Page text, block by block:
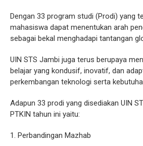
Dengan 33 program studi (Prodi) yang
mahasiswa dapat menentukan arah
sebagai bekal menghadapi tantangan
UIN STS Jambi juga terus berupaya
belajar yang kondusif, inovatif, dan
perkembangan teknologi serta
Adapun 33 prodi yang disediakan UIN
PTKIN tahun ini yaitu:
1. Perbandingan Mazhab